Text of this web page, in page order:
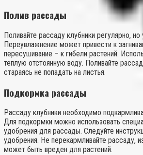
Полив рассады
Поливайте рассаду клубники регулярно,
Переувлажнение может привести к
пересушивание – к гибели растений.
теплую отстоянную воду. Поливайте
стараясь не попадать на листья.
Подкормка рассады
Рассаду клубники необходимо
Для подкормки можно использовать
удобрения для рассады. Следуйте
удобрения. Не перекармливайте рассаду,
может быть вреден для растений.